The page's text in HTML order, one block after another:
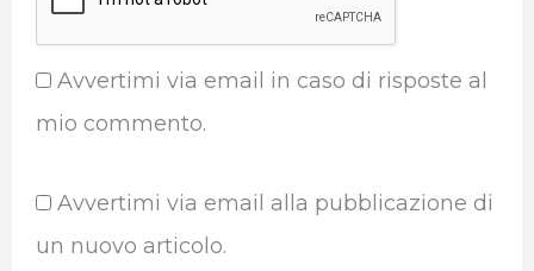
Avvertimi via email in caso di risposte al
mio commento.
Avvertimi via email alla pubblicazione di
un nuovo articolo.